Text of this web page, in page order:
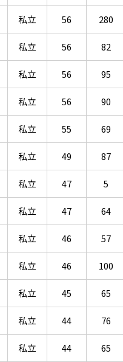
私立 56 280
私立 56 82
私立 56 95
私立 56 90
私立 55 69
私立 49 87
私立 47 5
私立 47 64
私立 46 57
私立 46 100
私立 45 65
私立 44 76
私立 44 65